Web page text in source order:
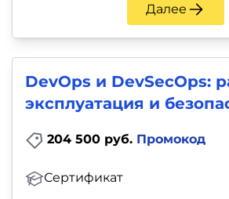
Далее
DevOps и DevSecOps:
эксплуатация и
204 500 руб. Промокод
Сертификат